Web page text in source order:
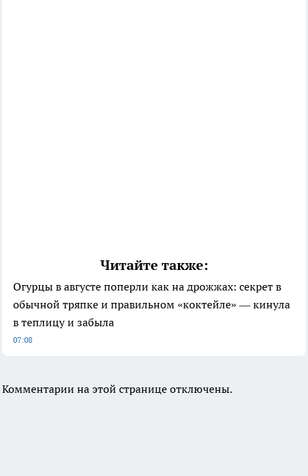
Читайте также:
Огурцы в августе поперли как на дрожжах: секрет в
обычной тряпке и правильном «коктейле» — кинула
в теплицу и забыла
07:08
Комментарии на этой странице отключены.